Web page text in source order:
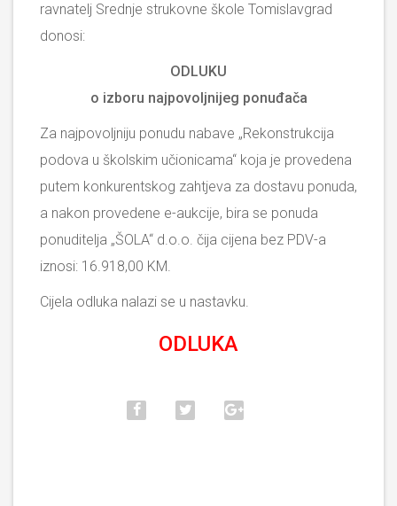
ravnatelj Srednje strukovne škole Tomislavgrad
donosi:
ODLUKU
o izboru najpovoljnijeg ponuđača
Za najpovoljniju ponudu nabave „Rekonstrukcija
podova u školskim učionicama“ koja je provedena
putem konkurentskog zahtjeva za dostavu ponuda,
a nakon provedene e-aukcije, bira se ponuda
ponuditelja „ŠOLA“ d.o.o. čija cijena bez PDV-a
iznosi: 16.918,00 KM.
Cijela odluka nalazi se u nastavku.
ODLUKA